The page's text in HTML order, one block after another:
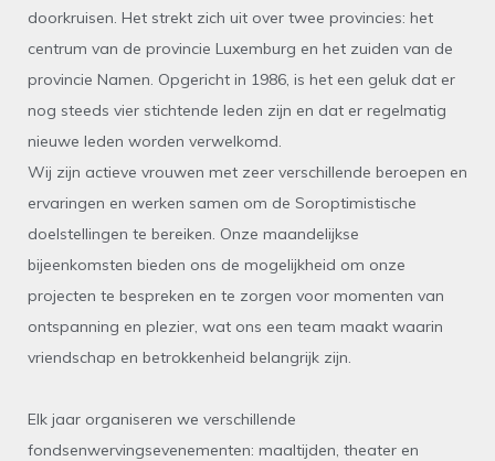
doorkruisen. Het strekt zich uit over twee provincies: het
centrum van de provincie Luxemburg en het zuiden van de
provincie Namen. Opgericht in 1986, is het een geluk dat er
nog steeds vier stichtende leden zijn en dat er regelmatig
nieuwe leden worden verwelkomd.
Wij zijn actieve vrouwen met zeer verschillende beroepen en
ervaringen en werken samen om de Soroptimistische
doelstellingen te bereiken. Onze maandelijkse
bijeenkomsten bieden ons de mogelijkheid om onze
projecten te bespreken en te zorgen voor momenten van
ontspanning en plezier, wat ons een team maakt waarin
vriendschap en betrokkenheid belangrijk zijn.
Elk jaar organiseren we verschillende
fondsenwervingsevenementen: maaltijden, theater en